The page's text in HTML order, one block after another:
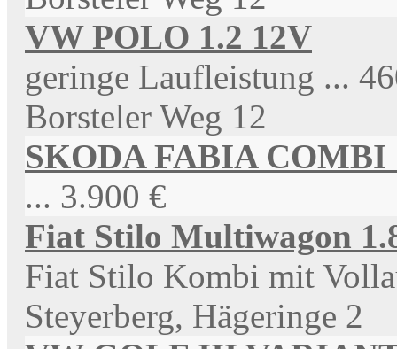
VW POLO 1.2 12V
geringe Laufleistung ...
Borsteler Weg 12
SKODA FABIA COMBI
... 3.900 €
Fiat Stilo Multiwagon
Fiat Stilo Kombi mit
Steyerberg, Hägeringe 2